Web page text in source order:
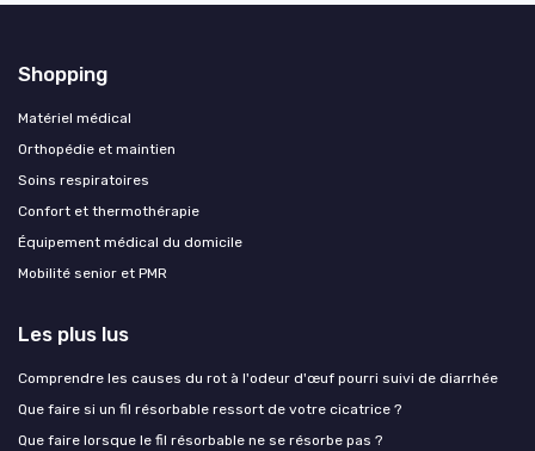
Shopping
Matériel médical
Orthopédie et maintien
Soins respiratoires
Confort et thermothérapie
Équipement médical du domicile
Mobilité senior et PMR
Les plus lus
Comprendre les causes du rot à l'odeur d'œuf pourri suivi de diarrhée
Que faire si un fil résorbable ressort de votre cicatrice ?
Que faire lorsque le fil résorbable ne se résorbe pas ?